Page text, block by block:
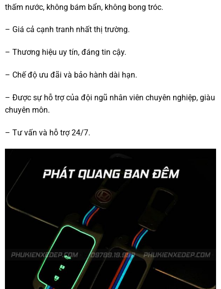
thấm nước, không bám bẩn, không bong tróc.
– Giá cả cạnh tranh nhất thị trường.
– Thương hiệu uy tín, đáng tin cậy.
– Chế độ ưu đãi và bảo hành dài hạn.
– Được sự hỗ trợ của đội ngũ nhân viên chuyên nghiệp, giàu
chuyên môn.
– Tư vấn và hỗ trợ 24/7.